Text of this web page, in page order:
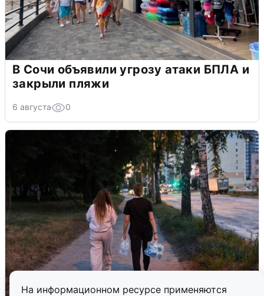
На информационном ресурсе применяются
В Сочи объявили угрозу атаки БПЛА и
закрыли пляжи
6 августа 0